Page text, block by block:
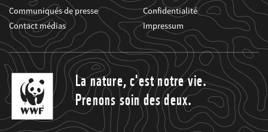
Communiqués de presse
Contact médias
Confidentialité
Impressum
La nature, c'est notre vie.
Prenons soin des deux.